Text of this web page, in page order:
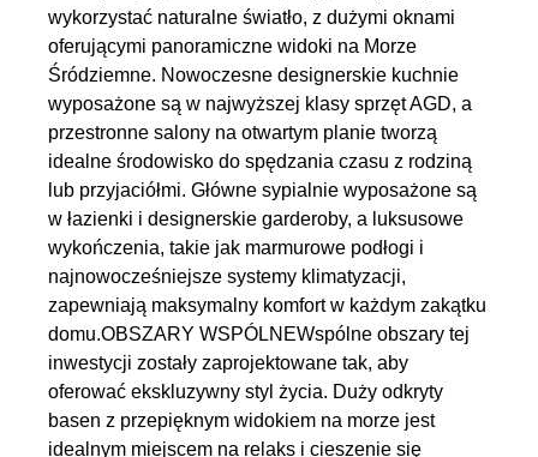
wykorzystać naturalne światło, z dużymi oknami
oferującymi panoramiczne widoki na Morze
Śródziemne. Nowoczesne designerskie kuchnie
wyposażone są w najwyższej klasy sprzęt AGD, a
przestronne salony na otwartym planie tworzą
idealne środowisko do spędzania czasu z rodziną
lub przyjaciółmi. Główne sypialnie wyposażone są
w łazienki i designerskie garderoby, a luksusowe
wykończenia, takie jak marmurowe podłogi i
najnowocześniejsze systemy klimatyzacji,
zapewniają maksymalny komfort w każdym zakątku
domu.OBSZARY WSPÓLNEWspólne obszary tej
inwestycji zostały zaprojektowane tak, aby
oferować ekskluzywny styl życia. Duży odkryty
basen z przepięknym widokiem na morze jest
idealnym miejscem na relaks i cieszenie się